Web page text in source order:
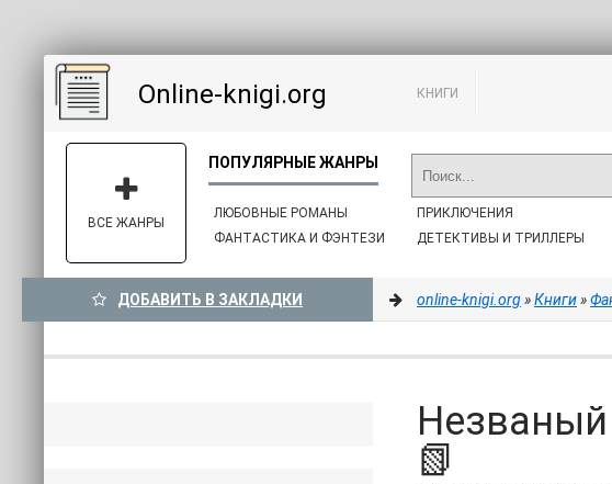
Online-knigi.org КНИГИ
ЛЮБОВНЫЕ РОМАНЫ
ФАНТАСТИКА И ФЭНТЕЗИ
ПРИКЛЮЧЕНИЯ
ДЕТЕКТИВЫ И ТРИЛЛЕРЫ
ВСЕ ЖАНРЫ
ДОБАВИТЬ В ЗАКЛАДКИ online-knigi.org»Книги»
📗